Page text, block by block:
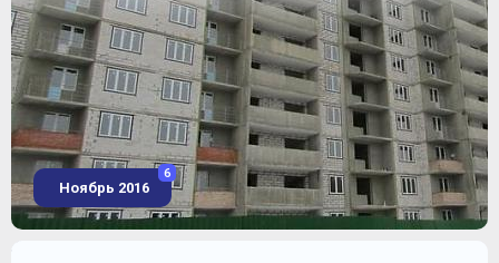
Ноябрь 2016
6